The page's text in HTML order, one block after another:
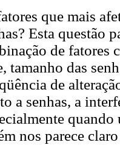
que mais
Esta questão
de fatores
tamanho das
de
a senhas, a
nos parece